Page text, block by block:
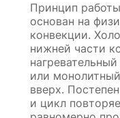
Принцип
основан на
конвекции.
нижней части
или
вверх.
и цикл